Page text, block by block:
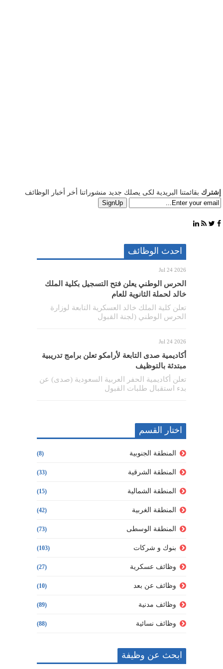
إشترك بقائمتنا البريدية لكى يصلك جديد منشوراتنا أخر أخبار الوظائف
احدث الوظائف
Jul 24 2026
الحرس الوطني يعلن فتح التسجيل بكلية الملك
خالد لحملة الثانوية للعام
تعلن كلية الملك خالد العسكرية التابعة لوزارة
الحرس الوطني (لجنة القبول
Jul 24 2026
أكاديمية صدى التابعة لأرامكو تعلن برامج تدريبية
مبتدئة بالتوظيف
تعلن أكاديمية الحفر العربية السعودية (صدى) عن
بدء استقبال طلبات القبول
اختار القسم
المنطقة الجنوبية (8)
المنطقة الشرقية (33)
المنطقة الشمالية (15)
المنطقة الغربية (42)
المنطقة الوسطى (73)
بنوك و شركات (103)
وظائف عسكرية (27)
وظائف عن بعد (10)
وظائف مدنية (89)
وظائف نسائية (88)
ابحث عن وظيفة